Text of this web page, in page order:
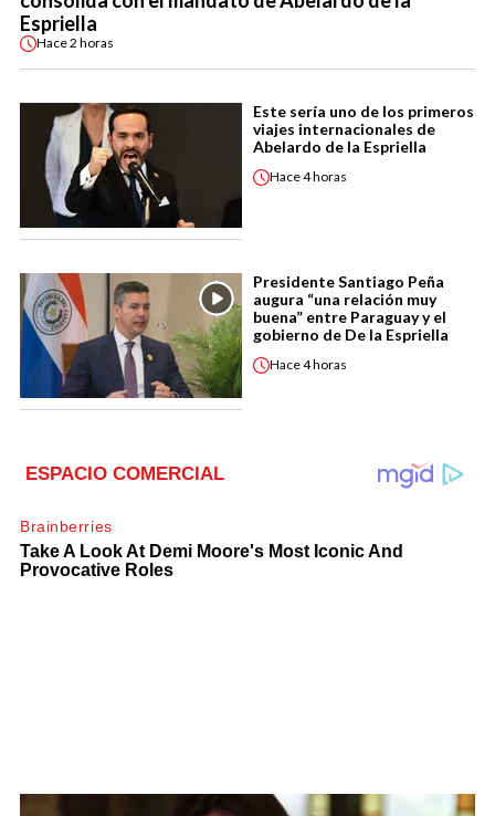
Espriella
Hace2 horas
Este sería uno de los primeros
viajes internacionales de
Abelardo de la Espriella
Hace4 horas
Presidente Santiago Peña
augura “una relación muy
buena” entre Paraguay y el
gobierno de De la Espriella
Hace4 horas